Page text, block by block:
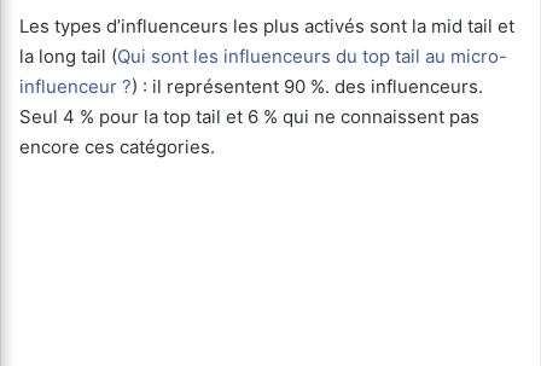
Les types d’influenceurs les plus activés sont la mid tail et
la long tail (Qui sont les influenceurs du top tail au micro-
influenceur ?) : il représentent 90 %. des influenceurs.
Seul 4 % pour la top tail et 6 % qui ne connaissent pas
encore ces catégories.